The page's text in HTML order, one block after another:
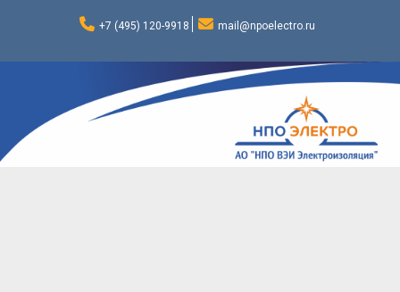
+7 (495) 120-9918 mail@npoelectro.ru